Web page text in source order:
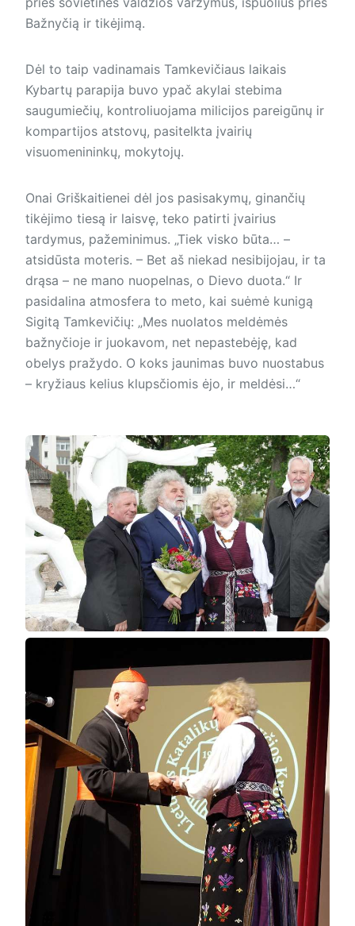
Bažnyčią ir tikėjimą.
Dėl to taip vadinamais Tamkevičiaus laikais
Kybartų parapija buvo ypač akylai stebima
saugumiečių, kontroliuojama milicijos pareigūnų ir
kompartijos atstovų, pasitelkta įvairių
visuomenininkų, mokytojų.
Onai Griškaitienei dėl jos pasisakymų, ginančių
tikėjimo tiesą ir laisvę, teko patirti įvairius
tardymus, pažeminimus. „Tiek visko būta… –
atsidūsta moteris. – Bet aš niekad nesibijojau, ir ta
drąsa – ne mano nuopelnas, o Dievo duota.“ Ir
pasidalina atmosfera to meto, kai suėmė kunigą
Sigitą Tamkevičių: „Mes nuolatos meldėmės
bažnyčioje ir juokavom, net nepastebėję, kad
obelys pražydo. O koks jaunimas buvo nuostabus
– kryžiaus kelius klupsčiomis ėjo, ir meldėsi…“